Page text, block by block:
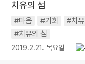
#독서
#건강
치유의 섬
#마음 #기회 #치유
#치유의 섬
2019.2.21. 목요일